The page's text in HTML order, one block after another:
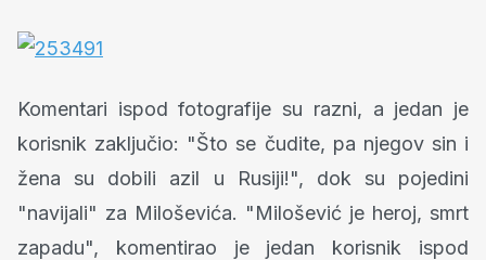
Komentari ispod fotografije su razni, a jedan je
korisnik zaključio: "Što se čudite, pa njegov sin i
žena su dobili azil u Rusiji!", dok su pojedini
"navijali" za Miloševića. "Milošević je heroj, smrt
zapadu", komentirao je jedan korisnik ispod